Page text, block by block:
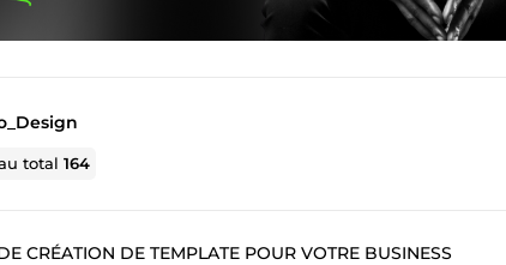
total164
CRÉATION DE TEMPLATE POUR VOTRE BUSINESS